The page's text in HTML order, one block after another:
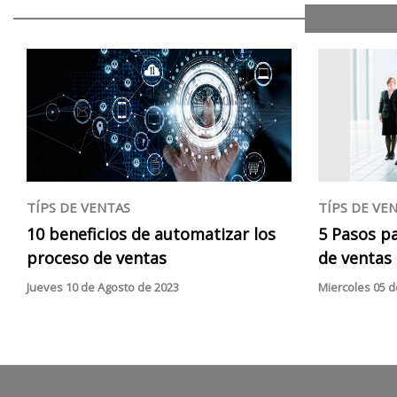
TÍPS DE VENTAS
10 beneficios de automatizar los
proceso de ventas
Jueves 10 de Agosto de 2023
TÍPS DE
5 Pasos
de
Miercoles 05